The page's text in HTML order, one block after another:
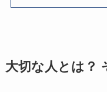
大切な人とは？